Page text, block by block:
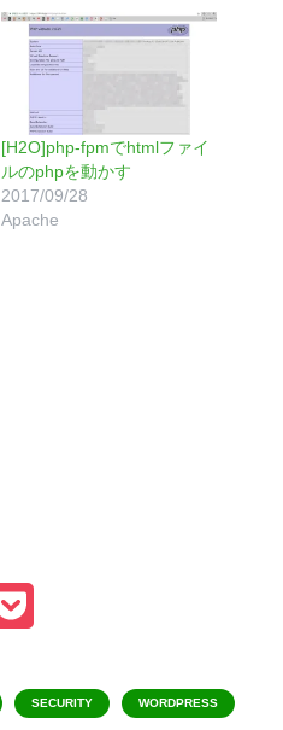
[H2O]php-fpmでhtmlファイ
ルのphpを動かす
2017/09/28
Apache
c
SECURITY WORDPRESS